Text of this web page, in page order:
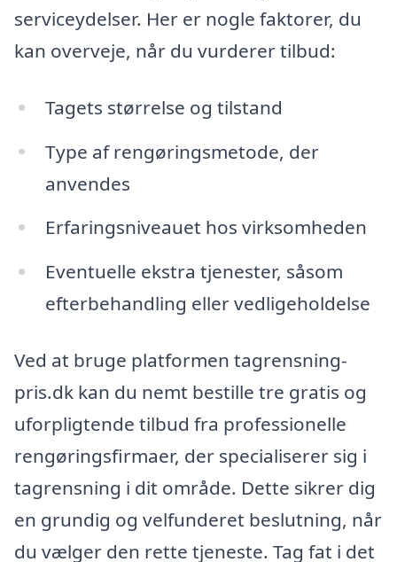
serviceydelser. Her er nogle faktorer, du
kan overveje, når du vurderer tilbud:
Tagets størrelse og tilstand
Type af rengøringsmetode, der
anvendes
Erfaringsniveauet hos virksomheden
Eventuelle ekstra tjenester, såsom
efterbehandling eller vedligeholdelse
Ved at bruge platformen tagrensning-
pris.dk kan du nemt bestille tre gratis og
uforpligtende tilbud fra professionelle
rengøringsfirmaer, der specialiserer sig i
tagrensning i dit område. Dette sikrer dig
en grundig og velfunderet beslutning, når
du vælger den rette tjeneste. Tag fat i det